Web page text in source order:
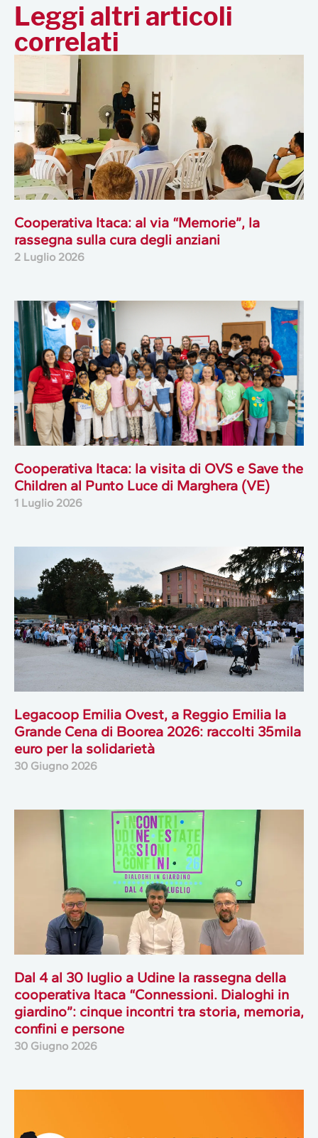
Leggi altri articoli
correlati
Cooperativa Itaca: al via “Memorie”, la
rassegna sulla cura degli anziani
2 Luglio 2026
Cooperativa Itaca: la visita di OVS e Save the
Children al Punto Luce di Marghera (VE)
1 Luglio 2026
Legacoop Emilia Ovest, a Reggio Emilia la
Grande Cena di Boorea 2026: raccolti 35mila
euro per la solidarietà
30 Giugno 2026
Dal 4 al 30 luglio a Udine la rassegna della
cooperativa Itaca “Connessioni. Dialoghi in
giardino”: cinque incontri tra storia, memoria,
confini e persone
30 Giugno 2026